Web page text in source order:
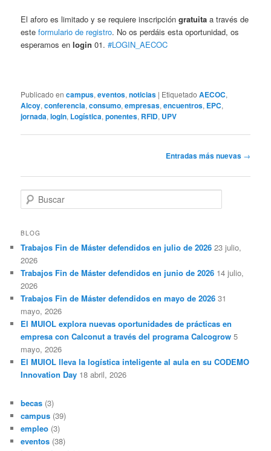
El aforo es limitado y se requiere inscripcióngratuita a través de
esteformulario de registro. No os perdáis esta oportunidad, os
esperamos enlogin 01.#LOGIN_AECOC
Publicado en campus,eventos,noticias | Etiquetado AECOC,
Alcoy,conferencia,consumo,empresas,encuentros, EPC,
jornada,login, Logística,ponentes, RFID, UPV
entradas
Entradas más nuevas →
u
c
r
BLOG
Trabajos Fin de Máster defendidos en julio de 2026 23 julio,
2026
Trabajos Fin de Máster defendidos en junio de 2026 14 julio,
2026
Trabajos Fin de Máster defendidos en mayo de 2026 31
mayo, 2026
El MUIOL explora nuevas oportunidades de prácticas en
empresa con Calconut a través del programa Calcogrow 5
mayo, 2026
El MUIOL lleva la logística inteligente al aula en su CODEMO
Innovation Day 18 abril, 2026
becas (3)
campus (39)
empleo (3)
eventos (38)